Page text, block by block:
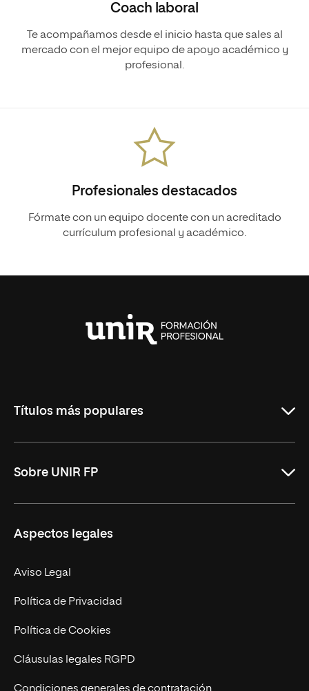
Coach laboral
Te acompañamos desde el inicio hasta que sales al
mercado con el mejor equipo de apoyo académico y
profesional.
Profesionales destacados
Fórmate con un equipo docente con un acreditado
currículum profesional y académico.
Títulos más populares
DAM Online
DAW Online
Administración y Finanzas Online
Marketing y Publicidad Online
Sobre UNIR FP
Revista UNIR FP
Grados superiores
Becas para Formación Profesional
Aspectos legales
Aviso Legal
Política de Privacidad
Política de Cookies
Cláusulas legales RGPD
Condiciones generales de contratación